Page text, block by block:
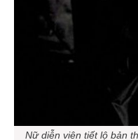
Nữ diễn viên tiết lộ bản